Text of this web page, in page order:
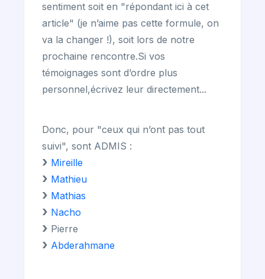
sentiment soit en "répondant ici à cet
article" (je n’aime pas cette formule, on
va la changer !), soit lors de notre
prochaine rencontre.Si vos
témoignages sont d’ordre plus
personnel,écrivez leur directement...
Donc, pour "ceux qui n’ont pas tout
suivi", sont ADMIS :
Mireille
Mathieu
Mathias
Nacho
Pierre
Abderahmane